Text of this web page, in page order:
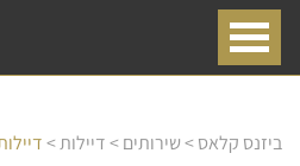
ביזנס קלאס>שירותים>דיילות>